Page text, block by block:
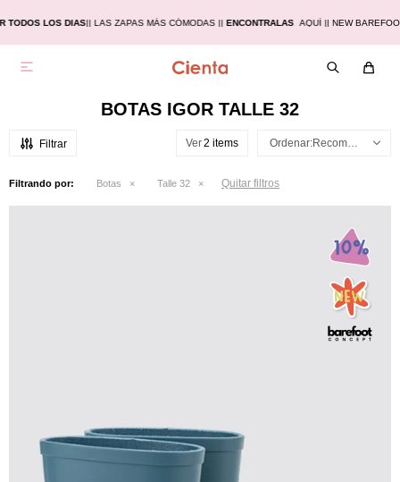
LOS DIAS|| LAS ZAPAS MÁS CÓMODAS || ENCONTRALASAQUÍ || NEW

BOTAS IGOR TALLE 32
Ver Recomendados
Filtrando por: Botas Talle 32 Quitar filtros